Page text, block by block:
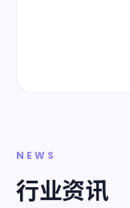
NEWS
行业资讯